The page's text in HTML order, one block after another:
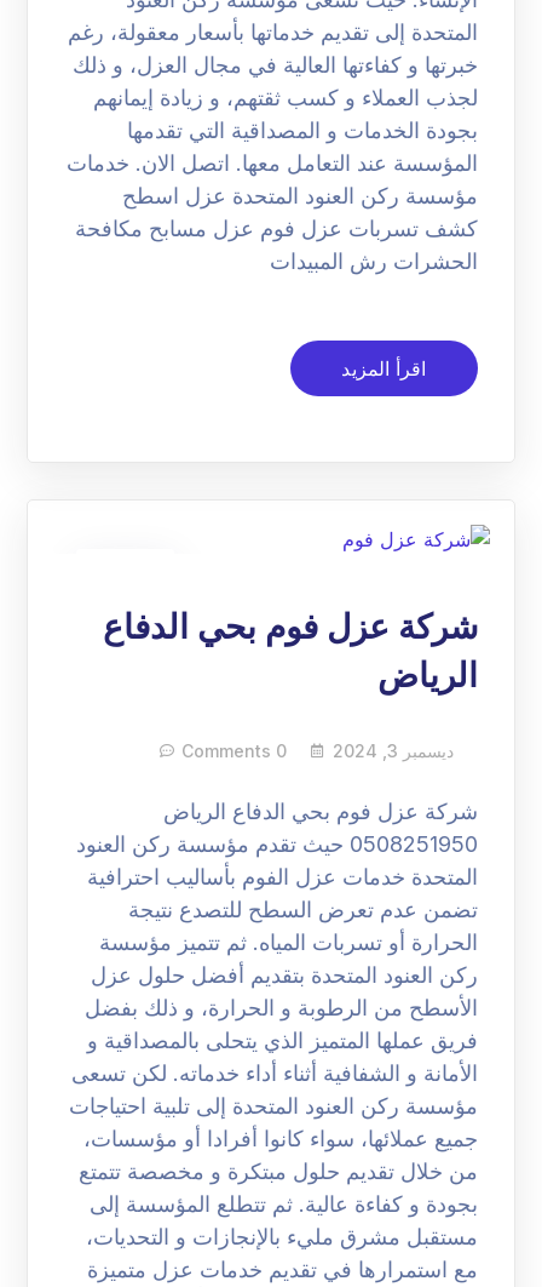
المتحدة إلى تقديم خدماتها بأسعار معقولة، رغم
خبرتها و كفاءتها العالية في مجال العزل، و ذلك
لجذب العملاء و كسب ثقتهم، و زيادة إيمانهم
بجودة الخدمات و المصداقية التي تقدمها
المؤسسة عند التعامل معها. اتصل الان. خدمات
مؤسسة ركن العنود المتحدة عزل اسطح
كشف تسربات عزل فوم عزل مسابح مكافحة
الحشرات رش المبيدات
اقرأ المزيد
ديسمبر
شركة عزل فوم بحي الدفاع
الرياض
ديسمبر 3, 2024 0 Comments
شركة عزل فوم بحي الدفاع الرياض
0508251950 حيث تقدم مؤسسة ركن العنود
المتحدة خدمات عزل الفوم بأساليب احترافية
تضمن عدم تعرض السطح للتصدع نتيجة
الحرارة أو تسربات المياه. ثم تتميز مؤسسة
ركن العنود المتحدة بتقديم أفضل حلول عزل
الأسطح من الرطوبة و الحرارة، و ذلك بفضل
فريق عملها المتميز الذي يتحلى بالمصداقية و
الأمانة و الشفافية أثناء أداء خدماته. لكن تسعى
مؤسسة ركن العنود المتحدة إلى تلبية احتياجات
جميع عملائها، سواء كانوا أفرادا أو مؤسسات،
من خلال تقديم حلول مبتكرة و مخصصة تتمتع
بجودة و كفاءة عالية. ثم تتطلع المؤسسة إلى
مستقبل مشرق مليء بالإنجازات و التحديات،
مع استمرارها في تقديم خدمات عزل متميزة